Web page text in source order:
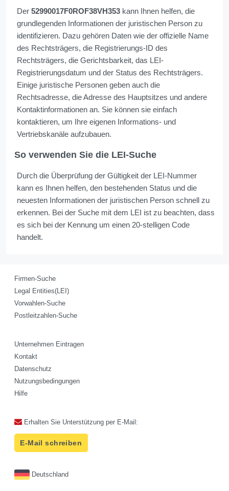
Der 52990017F0ROF38VH353 kann Ihnen helfen, die
grundlegenden Informationen der juristischen Person zu
identifizieren. Dazu gehören Daten wie der offizielle Name
des Rechtsträgers, die Registrierungs-ID des
Rechtsträgers, die Gerichtsbarkeit, das LEI-
Registrierungsdatum und der Status des Rechtsträgers.
Einige juristische Personen geben auch die
Rechtsadresse, die Adresse des Hauptsitzes und andere
Kontaktinformationen an. Sie können sie einfach
kontaktieren, um Ihre eigenen Informations- und
Vertriebskanäle aufzubauen.
So verwenden Sie die LEI-Suche
Durch die Überprüfung der Gültigkeit der LEI-Nummer
kann es Ihnen helfen, den bestehenden Status und die
neuesten Informationen der juristischen Person schnell zu
erkennen. Bei der Suche mit dem LEI ist zu beachten, dass
es sich bei der Kennung um einen 20-stelligen Code
handelt.
Firmen-Suche
Legal Entities(LEI)
Vorwahlen-Suche
Postleitzahlen-Suche
Unternehmen Eintragen
Kontakt
Datenschutz
Nutzungsbedingungen
Hilfe
Erhalten Sie Unterstützung per E-Mail:
E-Mail schreiben
Deutschland